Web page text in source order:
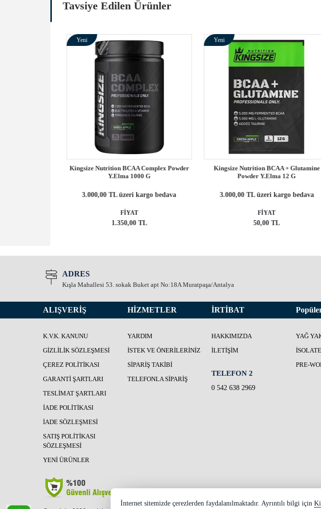
Tavsiye Edilen Ürünler
Yeni
Kingsize Nutrition BCAA Complex Powder
Y.Elma 1000 G
3.000,00 TL üzeri kargo bedava
FİYAT
1.350,00 TL
Yeni
Kingsize Nutrition BCAA + Glutamine
Powder Y.Elma 12 G
3.000,00 TL üzeri kargo bedava
FİYAT
50,00 TL
ADRES
Kışla Mahallesi 53. sokak Buket apt No:18A Muratpaşa/Antalya
ALIŞVERİŞ
K.V.K. KANUNU
GIZLILIK SÖZLEŞMESI
ÇEREZ POLITIKASI
GARANTI ŞARTLARI
TESLIMAT ŞARTLARI
İADE POLITIKASI
İADE SÖZLEŞMESI
SATIŞ POLITIKASI
SÖZLEŞMESI
YENI ÜRÜNLER
HİZMETLER
YARDIM
İSTEK VE ÖNERILERINIZ
SIPARIŞ TAKIBI
TELEFONLA SIPARIŞ
İRTİBAT
HAKKIMIZDA
İLETIŞIM
TELEFON 2
0 542 638 2969
YAĞ
İSOLATE
PRE-
İnternet sitemizde çerezlerden faydalanılmaktadır. Ayrıntılı bilgi için